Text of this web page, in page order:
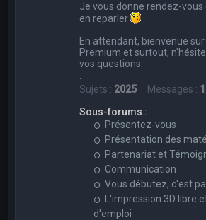
Je vous donne rendez-vous
en reparler
En attendant, bienvenue
Premium et surtout,
vos questions.
Sujets : 2025 Messages :
Sous-forums :
Présentez-vous
Présentation des
Partenariat et
Communication
Vous débutez, c'est
L'impression 3D libre
d'emploi